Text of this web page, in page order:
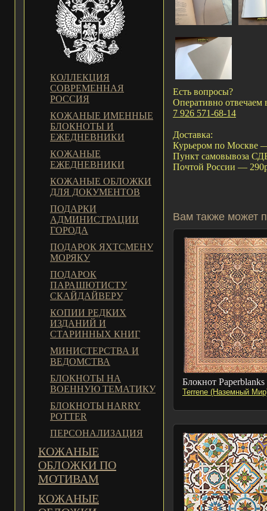
КОЛЛЕКЦИЯ
СОВРЕМЕННАЯ
РОССИЯ
КОЖАНЫЕ ИМЕННЫЕ
БЛОКНОТЫ И
ЕЖЕДНЕВНИКИ
КОЖАНЫЕ
ЕЖЕДНЕВНИКИ
КОЖАНЫЕ ОБЛОЖКИ
ДЛЯ ДОКУМЕНТОВ
ПОДАРКИ
АДМИНИСТРАЦИИ
ГОРОДА
ПОДАРОК ЯХТСМЕНУ
МОРЯКУ
ПОДАРОК
ПАРАШЮТИСТУ
СКАЙДАЙВЕРУ
КОПИИ РЕДКИХ
ИЗДАНИЙ И
СТАРИННЫХ КНИГ
МИНИСТЕРСТВА И
ВЕДОМСТВА
БЛОКНОТЫ НА
ВОЕННУЮ ТЕМАТИКУ
БЛОКНОТЫ HARRY
POTTER
ПЕРСОНАЛИЗАЦИЯ
КОЖАНЫЕ
ОБЛОЖКИ ПО
МОТИВАМ
КОЖАНЫЕ
Есть вопросы?
Оперативно отвечаем
7 926 571-68-14
Доставка:
Курьером по Москве
Пункт самовывоза
Почтой России —
Вам также может
Блокнот Paperblanks
Terrene (Наземный